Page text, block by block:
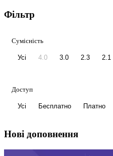
Фільтр
Сумісність
Усі 4.0 3.0 2.3 2.1
Доступ
Усі Бесплатно Платно
Нові доповнення